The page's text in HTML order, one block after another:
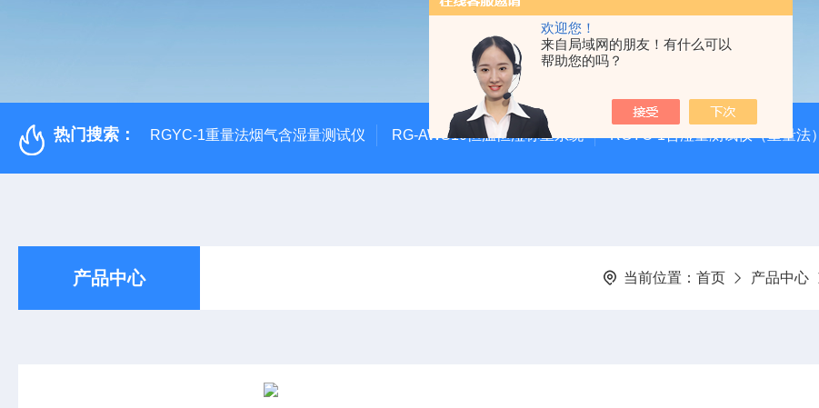
欢迎您！
来自局域网的朋友！有什么可以
帮助您的吗？
热门搜索： RGYC-1重量法烟气含湿量测试仪 RG-AWS10恒温恒湿称重系统 RGYC-1含湿量测试仪（重量法）
产品中心 当前位置： 首页 产品中心